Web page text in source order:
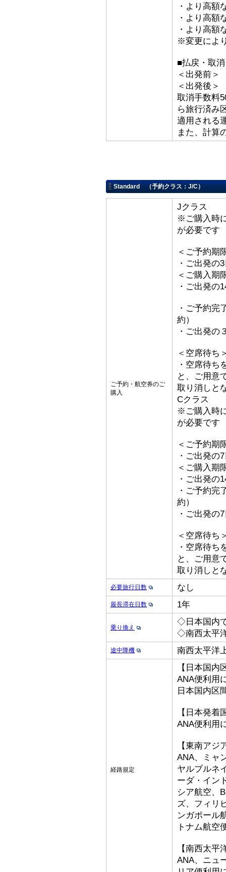
・より高額
・より高額
・より高額
※変更によ
■払戻・取
＜出発前＞
＜出発後
取消手数料
ら旅行済み
適用される
また、計算
Standard （予約クラス：J/C）
ご予約・航空券のご
購入
Jクラス
※ご購入時
が必要です
＜ご予約期
・ご出発の
＜ご購入期
・ご出発の
・ご予約完
約）
・ご出発
＜空席待ち
・空席待ち
と、ご用意
取り消しと
Cクラス
※ご購入時
が必要です
＜ご予約期
・ご出発の
＜ご購入期
・ご出発の
・ご予約完
約）
・ご出発
＜空席待ち
・空席待ち
と、ご用意
取り消しと
必要旅行日数 なし
最長滞在日数 1年
乗り換え
◇日本国内
◇南西太平
途中降機 南西太平洋
経路規定
【日本国内
ANA便利用
日本国内区
【日本発着
ANA便利用
【東南アジ
ANA、ミャ
ヤルブルネ
ーダ・イン
シア航空、
ズ、フィリ
ンガポール
トナム航空
【南西太平
ANA、ニュ